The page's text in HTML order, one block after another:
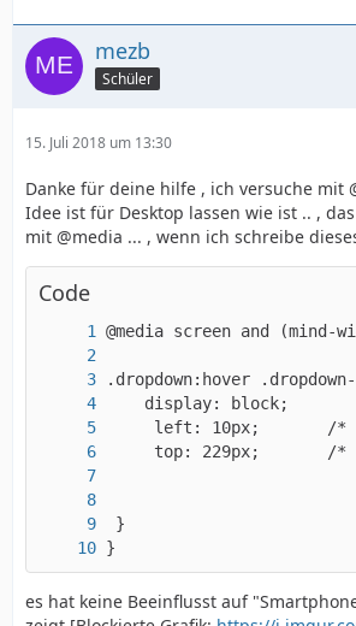
mezb
Schüler
15. Juli 2018 um 13:30
Danke für deine hilfe , ich versuche mit
Idee ist für Desktop lassen wie ist .. ,
mit @media ... , wenn ich schreibe
Code
}
es hat keine Beeinflusst auf